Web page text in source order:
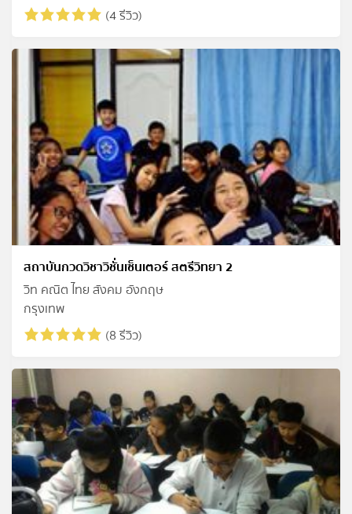
(4 รีวิว)
สถาบันกวดวิชาวิชั่นเซ็นเตอร์ สตรีวิทยา 2
วิท คณิต ไทย สังคม อังกฤษ
กรุงเทพ
(8 รีวิว)